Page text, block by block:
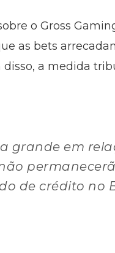
o Gross
as bets
disso, a medida
grande em
de crédito no